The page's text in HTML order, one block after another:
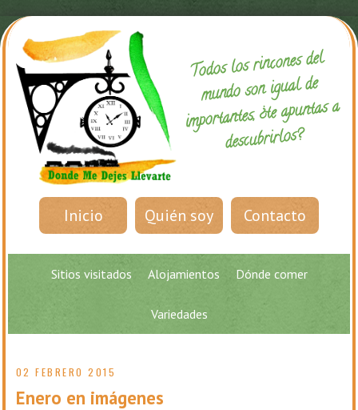
Todos los rincones del
mundo son igual de
importantes, ¿te apuntas a
descubrirlos?
Inicio Quién soy Contacto
Sitios visitados Alojamientos Dónde comer
Variedades
02 FEBRERO 2015
Enero en imágenes